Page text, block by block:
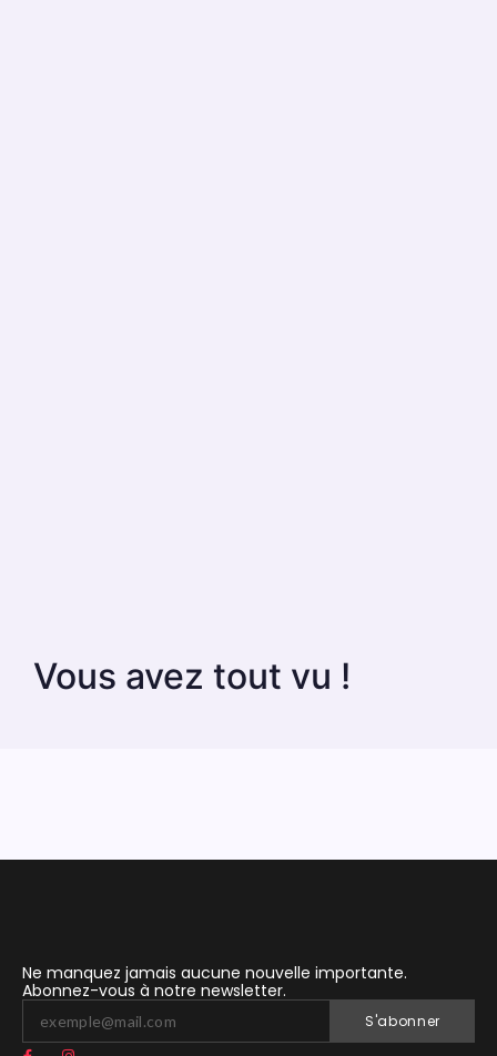
Vous avez tout vu !
Ne manquez jamais aucune nouvelle importante.
Abonnez-vous à notre newsletter.
S'abonner